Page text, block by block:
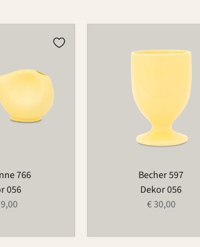
766
056
Becher 597
Dekor 056
€ 30,00